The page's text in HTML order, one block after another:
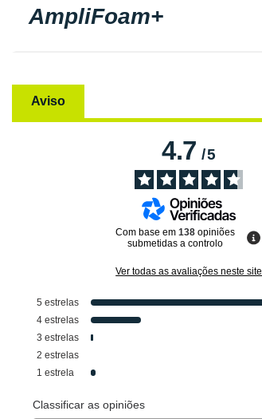
AmpliFoam+
Aviso
4.7/5
Com base em138 opiniões
submetidas a controlo
Ver todas as avaliações neste site
5 estrelas
4 estrelas
3 estrelas
2 estrelas
1 estrela
Classificar as opiniões